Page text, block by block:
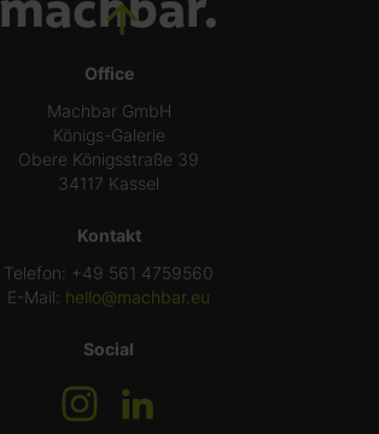
Office
Machbar GmbH
Königs-Galerie
Obere Königsstraße 39
34117 Kassel
Kontakt
Telefon: +49 561 4759560
E-Mail: hello@machbar.eu
Social